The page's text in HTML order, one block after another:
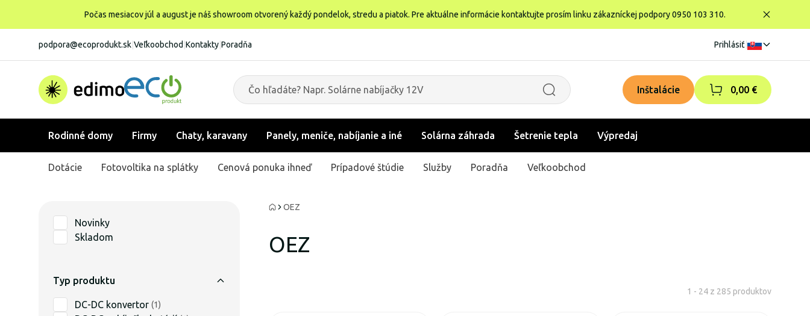
Počas mesiacov júl a august je náš showroom otvorený každý pondelok, stredu a piatok. Pre aktuálne informácie kontaktujte prosím linku zákazníckej podpory 0950 103 310.
podpora@ecoprodukt.sk Veľkoobchod Kontakty Poradňa Prihlásiť
Inštalácie 0,00 €
Rodinné domy Firmy Chaty, karavany Panely, meniče, nabíjanie a iné Solárna záhrada Šetrenie tepla Výpredaj
Dotácie Fotovoltika na splátky Cenová ponuka ihneď Prípadové štúdie Služby Poradňa Veľkoobchod
Novinky
Skladom
Typ produktu
DC-DC konvertor (1)
OEZ
OEZ
1 - 24 z 285 produktov